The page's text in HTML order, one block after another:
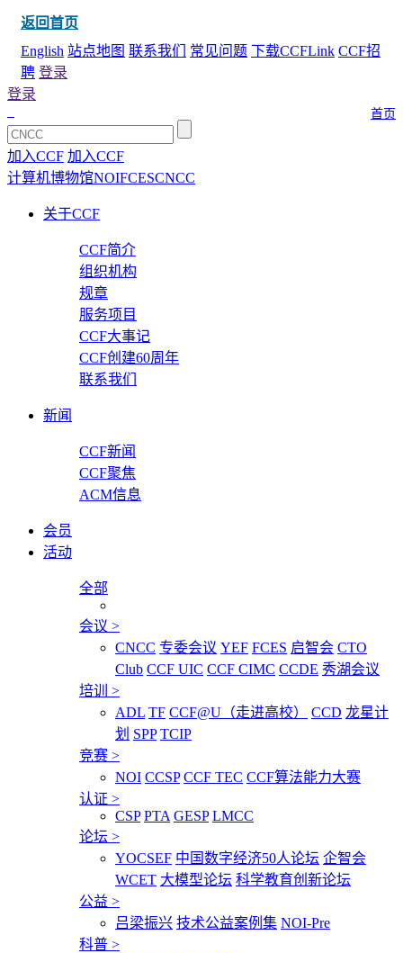
返回首页
English 站点地图 联系我们 常见问题 下载CCFLink CCF招
聘 登录
首页
登录
加入CCF 加入CCF
计算机博物馆NOIFCESCNCC
关于CCF
CCF简介
组织机构
规章
服务项目
CCF大事记
CCF创建60周年
联系我们
新闻
CCF新闻
CCF聚焦
ACM信息
会员
活动
全部
会议 >
CNCC 专委会议 YEF FCES 启智会 CTO
Club CCF UIC CCF CIMC CCDE 秀湖会议
培训 >
ADL TF CCF@U（走进高校） CCD 龙星计
划 SPP TCIP
竞赛 >
NOI CCSP CCF TEC CCF算法能力大赛
认证 >
CSP PTA GESP LMCC
论坛 >
YOCSEF 中国数字经济50人论坛 企智会
WCET 大模型论坛 科学教育创新论坛
公益 >
吕梁振兴 技术公益案例集 NOI-Pre
科普 >